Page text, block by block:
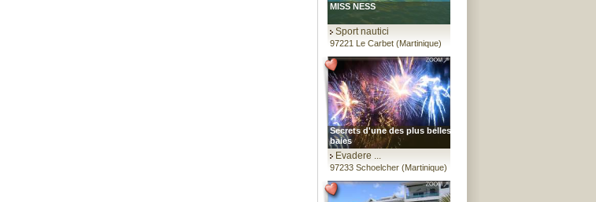
MISS NESS
Sport nautici
97221 Le Carbet (Martinique)
Secrets d'une des plus belles
baies
Evadere ...
97233 Schoelcher (Martinique)